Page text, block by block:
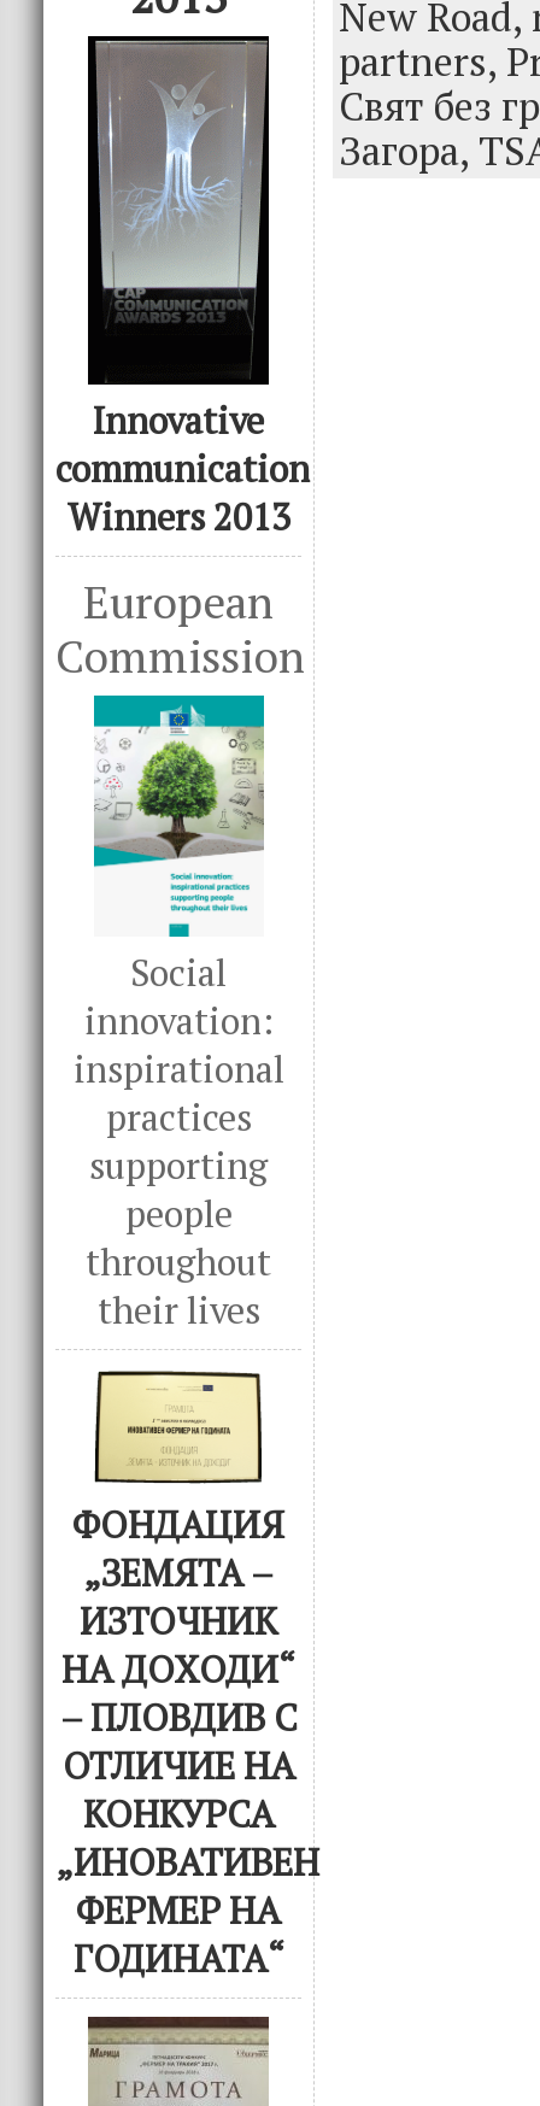
Innovative
communication
Winners 2013
European
Commission
Social
innovation:
inspirational
practices
supporting
people
throughout
their lives
ФОНДАЦИЯ
„ЗЕМЯТА –
ИЗТОЧНИК
НА ДОХОДИ“
– ПЛОВДИВ С
ОТЛИЧИЕ НА
КОНКУРСА
„ИНОВАТИВЕН
ФЕРМЕР НА
ГОДИНАТА“
k
New Road,
partners,
Свят без
Загора,